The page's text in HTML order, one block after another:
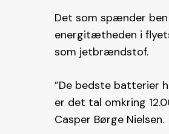
Det som spænder
energitætheden i
som jetbrændstof.
”De bedste batterier
er det tal omkring
Casper Børge Nielsen.